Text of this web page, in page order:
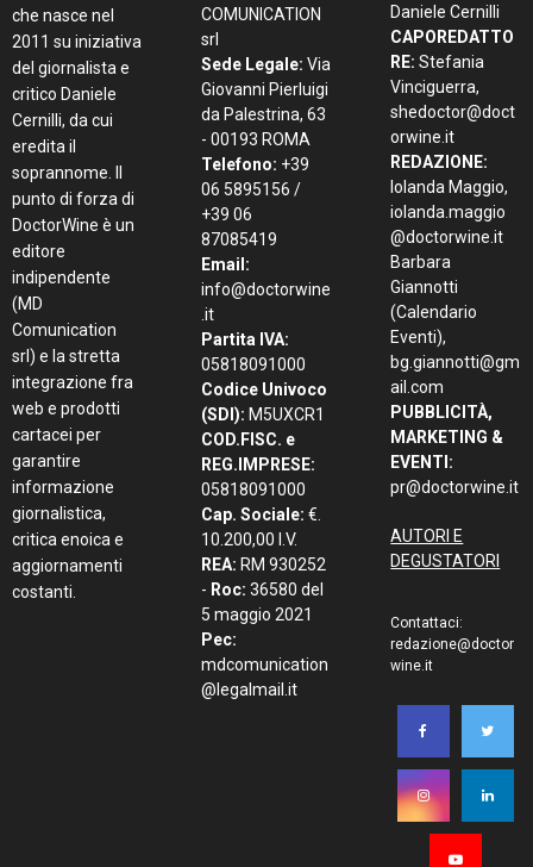
che nasce nel
2011 su iniziativa
del giornalista e
critico Daniele
Cernilli, da cui
eredita il
soprannome. Il
punto di forza di
DoctorWine è un
editore
indipendente
(MD
Comunication
srl) e la stretta
integrazione fra
web e prodotti
cartacei per
garantire
informazione
giornalistica,
critica enoica e
aggiornamenti
costanti.
COMUNICATION
srl
Sede Legale: Via
Giovanni Pierluigi
da Palestrina, 63
- 00193 ROMA
Telefono: +39
06 5895156 /
+39 06
87085419
Email:
info@doctorwine
.it
Partita IVA:
05818091000
Codice Univoco
(SDI): M5UXCR1
COD.FISC. e
REG.IMPRESE:
05818091000
Cap. Sociale: €.
10.200,00 I.V.
REA: RM 930252
- Roc: 36580 del
5 maggio 2021
Pec:
mdcomunication
@legalmail.it
Daniele Cernilli
CAPOREDATTO
RE: Stefania
Vinciguerra,
shedoctor@doct
orwine.it
REDAZIONE:
Iolanda Maggio,
iolanda.maggio
@doctorwine.it
Barbara
Giannotti
(Calendario
Eventi),
bg.giannotti@gm
ail.com
PUBBLICITÀ,
MARKETING &
EVENTI:
pr@doctorwine.it
AUTORI E
DEGUSTATORI
Contattaci:
redazione@doctor
wine.it